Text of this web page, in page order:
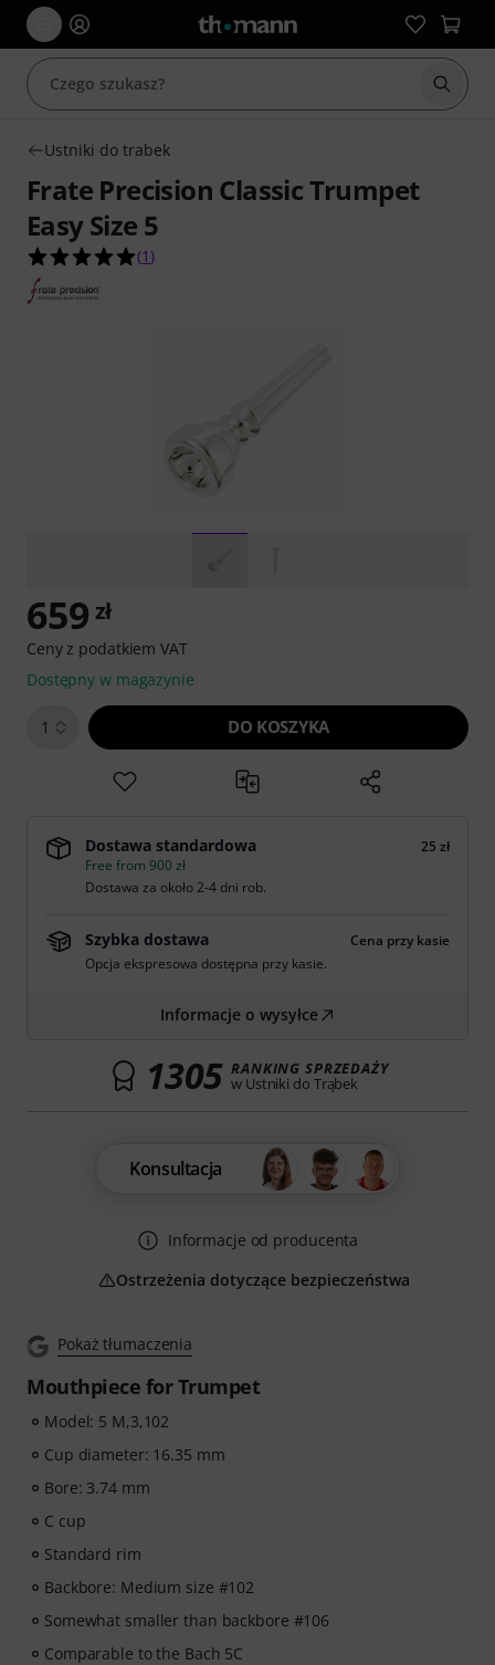
Ustniki do trabek
Frate Precision Classic Trumpet
Easy Size 5
5.0 na 5 gwiazdek z 1 ocen klientów
(1 )
Pokaż tłumaczenia
Mouthpiece for Trumpet
Model: 5 M,3,102
Cup diameter: 16.35 mm
Bore: 3.74 mm
C cup
Standard rim
Backbore: Medium size #102
Somewhat smaller than backbore #106
Comparable to the Bach 5C
659 zł
Ceny z podatkiem VAT
Dostępny w magazynie
1 DO KOSZYKA
Dostawa standardowa
25 zł
Free from 900 zł
Dostawa za około 2-4 dni rob.
Szybka dostawa
Cena przy kasie
Opcja ekspresowa dostępna przy kasie.
Informacje o wysyłce
1305 RANKING SPRZEDAŻY
w Ustniki do Trąbek
Konsultacja
Informacje od producenta
Ostrzeżenia dotyczące bezpieczeństwa